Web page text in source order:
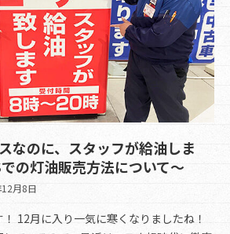
なのに、スタッフが給油しま
の灯油販売方法について～
月8日
12月に入り一気に寒くなりましたね！